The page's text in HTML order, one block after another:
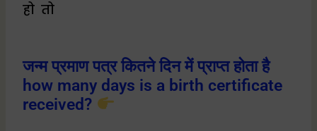
हो तो
जन्म प्रमाण पत्र कितने दिन में प्राप्त होता है
how many days is a birth certificate
received?